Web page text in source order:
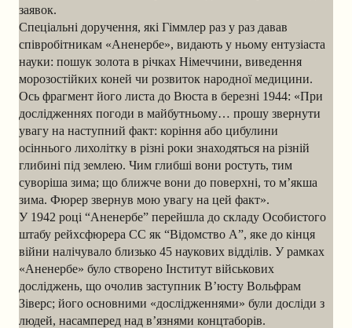
заявок.
Спеціальні доручення, які Гіммлер раз у раз давав
співробітникам «Аненербе», видають у ньому ентузіаста
науки: пошук золота в річках Німеччини, виведення
морозостійких коней чи розвиток народної медицини.
Ось фрагмент його листа до Вюста в березні 1944: «При
дослідженнях погоди в майбутньому… прошу звернути
увагу на наступний факт: коріння або цибулини
осіннього лихолітку в різні роки знаходяться на різній
глибині під землею. Чим глибші вони ростуть, тим
суворіша зима; що ближче вони до поверхні, то м’якша
зима. Фюрер звернув мою увагу на цей факт».
У 1942 році “Аненербе” перейшла до складу Особистого
штабу рейхсфюрера СС як “Відомство А”, яке до кінця
війни налічувало близько 45 наукових відділів. У рамках
«Аненербе» було створено Інститут військових
досліджень, що очолив заступник В’юсту Вольфрам
Зіверс; його основними «дослідженнями» були досліди з
людей, насамперед над в’язнями концтаборів.